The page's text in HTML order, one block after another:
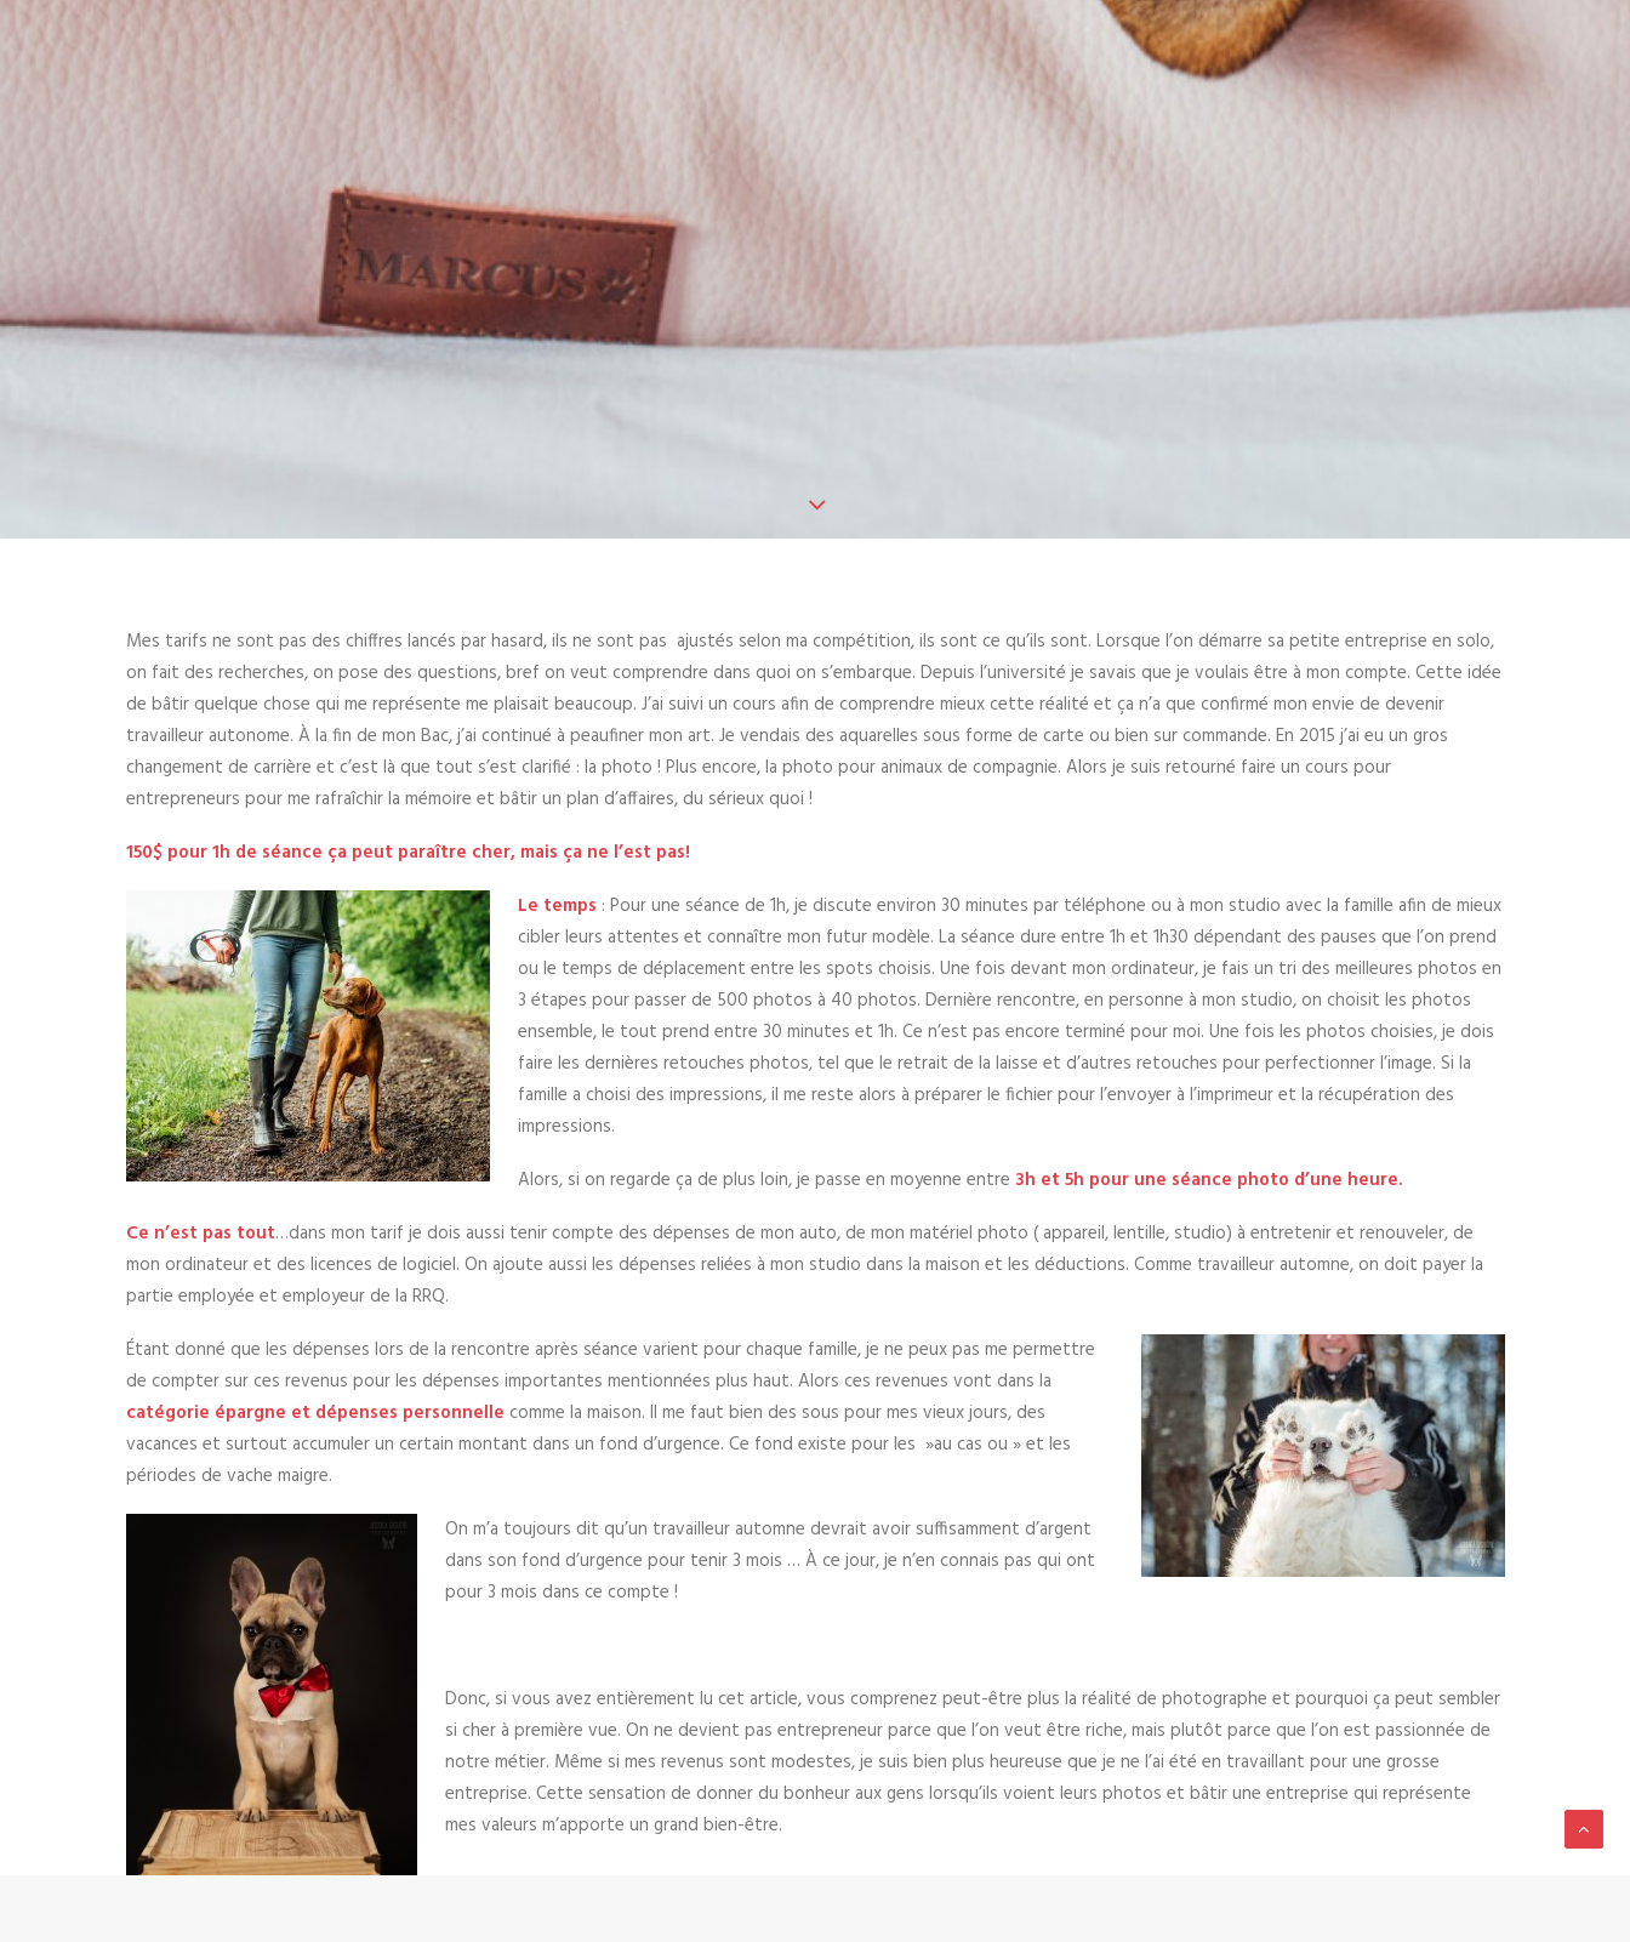
Mes tarifs ne sont pas des chiffres lancés par hasard, ils ne sont pas ajustés selon ma compétition, ils sont ce qu’ils sont. Lorsque l’on démarre sa petite entreprise en solo,
on fait des recherches, on pose des questions, bref on veut comprendre dans quoi on s’embarque. Depuis l’université je savais que je voulais être à mon compte. Cette idée
de bâtir quelque chose qui me représente me plaisait beaucoup. J’ai suivi un cours afin de comprendre mieux cette réalité et ça n’a que confirmé mon envie de devenir
travailleur autonome. À la fin de mon Bac, j’ai continué à peaufiner mon art. Je vendais des aquarelles sous forme de carte ou bien sur commande. En 2015 j’ai eu un gros
changement de carrière et c’est là que tout s’est clarifié : la photo ! Plus encore, la photo pour animaux de compagnie. Alors je suis retourné faire un cours pour
entrepreneurs pour me rafraîchir la mémoire et bâtir un plan d’affaires, du sérieux quoi !
150$ pour 1h de séance ça peut paraître cher, mais ça ne l’est pas!
Le temps : Pour une séance de 1h, je discute environ 30 minutes par téléphone ou à mon studio avec la famille afin de mieux
cibler leurs attentes et connaître mon futur modèle. La séance dure entre 1h et 1h30 dépendant des pauses que l’on prend
ou le temps de déplacement entre les spots choisis. Une fois devant mon ordinateur, je fais un tri des meilleures photos en
3 étapes pour passer de 500 photos à 40 photos. Dernière rencontre, en personne à mon studio, on choisit les photos
ensemble, le tout prend entre 30 minutes et 1h. Ce n’est pas encore terminé pour moi. Une fois les photos choisies, je dois
faire les dernières retouches photos, tel que le retrait de la laisse et d’autres retouches pour perfectionner l’image. Si la
famille a choisi des impressions, il me reste alors à préparer le fichier pour l’envoyer à l’imprimeur et la récupération des
impressions.
Alors, si on regarde ça de plus loin, je passe en moyenne entre 3h et 5h pour une séance photo d’une heure.
Ce n’est pas tout…dans mon tarif je dois aussi tenir compte des dépenses de mon auto, de mon matériel photo ( appareil, lentille, studio) à entretenir et renouveler, de
mon ordinateur et des licences de logiciel. On ajoute aussi les dépenses reliées à mon studio dans la maison et les déductions. Comme travailleur automne, on doit payer la
partie employée et employeur de la RRQ.
Étant donné que les dépenses lors de la rencontre après séance varient pour chaque famille, je ne peux pas me permettre
de compter sur ces revenus pour les dépenses importantes mentionnées plus haut. Alors ces revenues vont dans la
catégorie épargne et dépenses personnelle comme la maison. Il me faut bien des sous pour mes vieux jours, des
vacances et surtout accumuler un certain montant dans un fond d’urgence. Ce fond existe pour les »au cas ou » et les
périodes de vache maigre.
On m’a toujours dit qu’un travailleur automne devrait avoir suffisamment d’argent
dans son fond d’urgence pour tenir 3 mois … À ce jour, je n’en connais pas qui ont
pour 3 mois dans ce compte !
Donc, si vous avez entièrement lu cet article, vous comprenez peut-être plus la réalité de photographe et pourquoi ça peut sembler
si cher à première vue. On ne devient pas entrepreneur parce que l’on veut être riche, mais plutôt parce que l’on est passionnée de
notre métier. Même si mes revenus sont modestes, je suis bien plus heureuse que je ne l’ai été en travaillant pour une grosse
entreprise. Cette sensation de donner du bonheur aux gens lorsqu’ils voient leurs photos et bâtir une entreprise qui représente
mes valeurs m’apporte un grand bien-être.